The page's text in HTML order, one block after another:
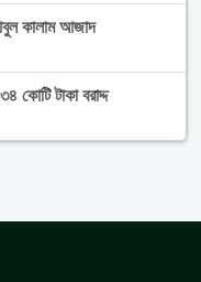
কালাম আজাদ
কোটি টাকা বরাদ্দ